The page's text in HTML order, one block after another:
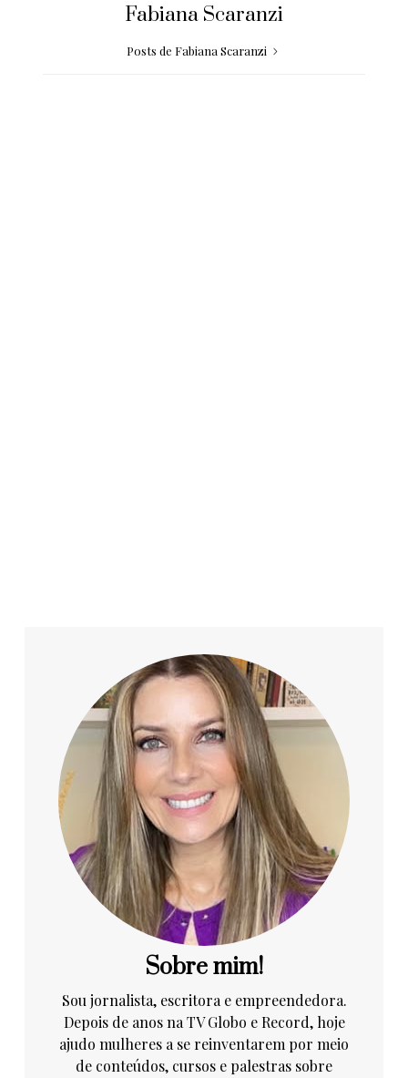
Fabiana Scaranzi
Posts de Fabiana Scaranzi
Sobre mim!
Sou jornalista, escritora e empreendedora.
Depois de anos na TV Globo e Record, hoje
ajudo mulheres a se reinventarem por meio
de conteúdos, cursos e palestras sobre